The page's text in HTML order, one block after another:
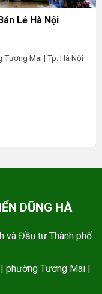
Lẻ Hà Nội
Mai | Tp. Hà Nội
DŨNG HÀ
và Đầu tư Thành phố
phường Tương Mai |